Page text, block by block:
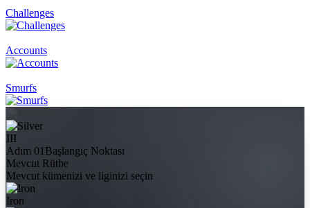
Challenges
Accounts
Smurfs
III
Adım 01 Başlangıç Noktası
Mevcut Rütbe
Mevcut kümenizi ve liginizi seçin
Iron